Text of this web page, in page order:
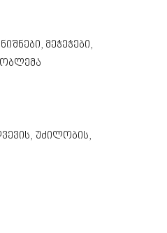
მეჭეჭები,
უძილობის,